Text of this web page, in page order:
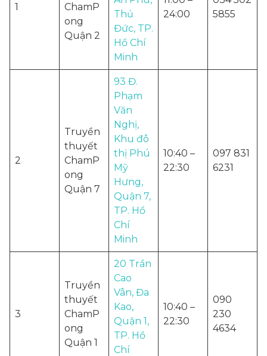
1
ChamP
ong
Quận 2
Thủ
Đức, TP.
Hồ Chí
Minh
24:00
5855
2
Truyền
thuyết
ChamP
ong
Quận 7
93 Đ.
Phạm
Văn
Nghị,
Khu đô
thị Phú
Mỹ
Hưng,
Quận 7,
TP. Hồ
Chí
Minh
10:40 –
22:30
097 831
6231
3
Truyền
thuyết
ChamP
ong
Quận 1
20 Trần
Cao
Vân, Đa
Kao,
Quận 1,
TP. Hồ
Chí
10:40 –
22:30
090
230
4634